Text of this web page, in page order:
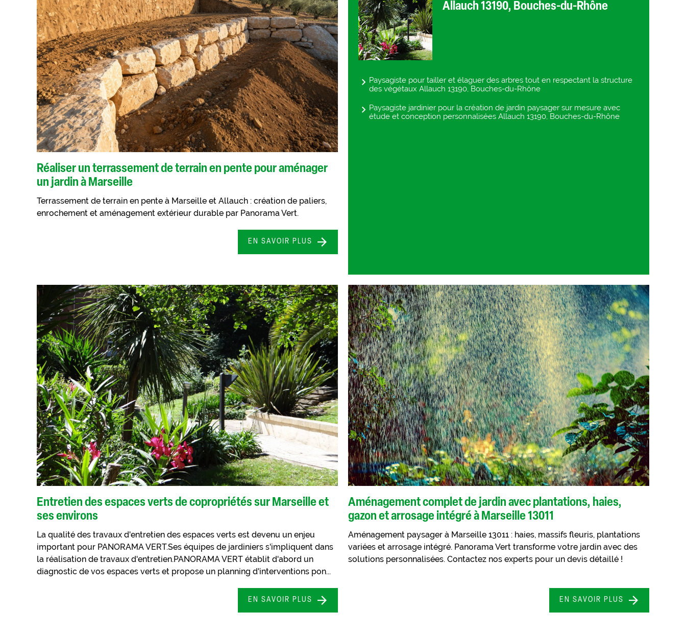
Réaliser un terrassement de terrain en pente pour aménager
un jardin à Marseille
Terrassement de terrain en pente à Marseille et Allauch : création de paliers,
enrochement et aménagement extérieur durable par Panorama Vert.
EN SAVOIR PLUS
Allauch 13190, Bouches-du-Rhône
Paysagiste pour tailler et élaguer des arbres tout en respectant la structure
des végétaux Allauch 13190, Bouches-du-Rhône
Paysagiste jardinier pour la création de jardin paysager sur mesure avec
étude et conception personnalisées Allauch 13190, Bouches-du-Rhône
Entretien des espaces verts de copropriétés sur Marseille et
ses environs
La qualité des travaux d'entretien des espaces verts est devenu un enjeu
important pour PANORAMA VERT.Ses équipes de jardiniers s'impliquent dans
la réalisation de travaux d'entretien.PANORAMA VERT établit d'abord un
diagnostic de vos espaces verts et propose un planning d'interventions pon...
EN SAVOIR PLUS
Aménagement complet de jardin avec plantations, haies,
gazon et arrosage intégré à Marseille 13011
Aménagement paysager à Marseille 13011 : haies, massifs fleuris, plantations
variées et arrosage intégré. Panorama Vert transforme votre jardin avec des
solutions personnalisées. Contactez nos experts pour un devis détaillé !
EN SAVOIR PLUS